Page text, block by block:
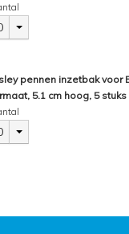
pennen inzetbak voor
5.1 cm hoog, 5 stuks